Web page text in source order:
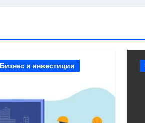
Бизнес и инвестиции